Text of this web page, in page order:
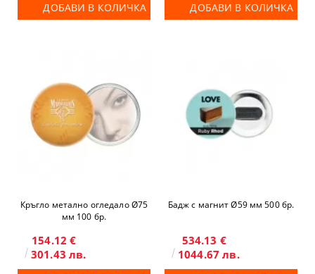
ДОБАВИ В КОЛИЧКА ДОБАВИ В КОЛИЧКА
Кръгло метално огледало Ø75
мм 100 бр.
154.12 €
301.43 лв.
Бадж с магнит Ø59 мм 500 бр.
534.13 €
1044.67 лв.